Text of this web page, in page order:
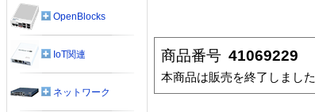
商品番号 41069229
本商品は販売を終了しました
OpenBlocks
IoT関連
ネットワーク